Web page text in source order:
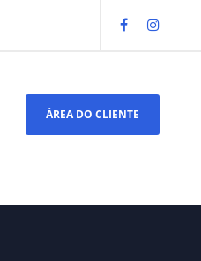
ÁREA DO CLIENTE